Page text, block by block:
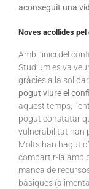
aconseguit una
Noves acollides
Amb l’inici del
Studium es va
gràcies a la
pogut viure el
aquest temps,
pogut constatar
vulnerabilitat han
Molts han hagut
compartir-la amb
manca de
bàsiques